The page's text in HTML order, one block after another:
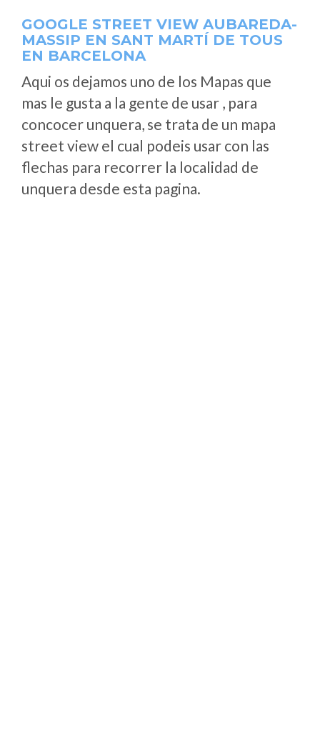
GOOGLE STREET VIEW AUBAREDA-
MASSIP EN SANT MARTÍ DE TOUS
EN BARCELONA
Aqui os dejamos uno de los Mapas que
mas le gusta a la gente de usar , para
concocer unquera, se trata de un mapa
street view el cual podeis usar con las
flechas para recorrer la localidad de
unquera desde esta pagina.